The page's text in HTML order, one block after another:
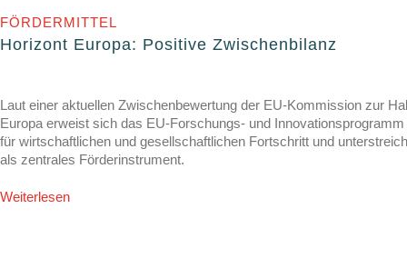
FÖRDERMITTEL
Horizont Europa: Positive Zwischenbilanz
Laut einer aktuellen Zwischenbewertung der EU-Kommission zur
Europa erweist sich das EU-Forschungs- und
für wirtschaftlichen und gesellschaftlichen Fortschritt und
als zentrales Förderinstrument.
Weiterlesen